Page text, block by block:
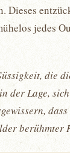
Dieses
jedes
die
Lage,
berühmter